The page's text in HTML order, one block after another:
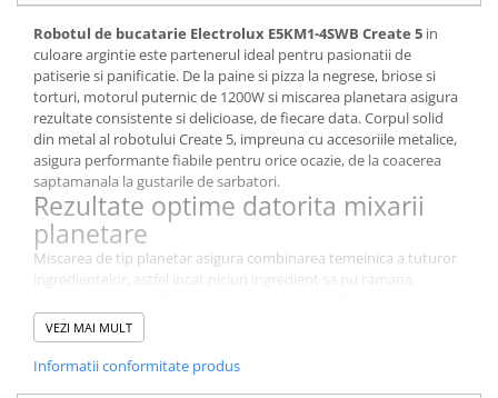
Retelistica
Sugestii cadou
Resigilate
Robotul de bucatarie Electrolux E5KM1-4SWB Create 5 in
culoare argintie este partenerul ideal pentru pasionatii de
patiserie si panificatie. De la paine si pizza la negrese, briose si
torturi, motorul puternic de 1200W si miscarea planetara asigura
rezultate consistente si delicioase, de fiecare data. Corpul solid
din metal al robotului Create 5, impreuna cu accesoriile metalice,
asigura performante fiabile pentru orice ocazie, de la coacerea
saptamanala la gustarile de sarbatori.
Rezultate optime datorita mixarii
planetare
Miscarea de tip planetar asigura combinarea temeinica a tuturor
ingredientelor, astfel incat niciun ingredient sa nu ramana
sau a cremei, indiferent de cantitate sau de tipul de reteta pe care
o prepari.
Motor puternic de 1200W
Pentru a coace paine integrala sanatoasa si pizza cu blat subtire
VEZI MAI MULT
Informatii conformitate produs